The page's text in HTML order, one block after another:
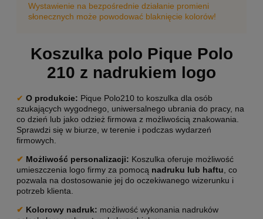
Wystawienie na bezpośrednie działanie promieni
słonecznych może powodować blaknięcie kolorów!
Koszulka polo Pique Polo
210 z nadrukiem logo
✔ O produkcie: Pique Polo210 to koszulka dla osób
szukających wygodnego, uniwersalnego ubrania do pracy, na
co dzień lub jako odzież firmowa z możliwością znakowania.
Sprawdzi się w biurze, w terenie i podczas wydarzeń
firmowych.
✔ Możliwość personalizacji: Koszulka oferuje możliwość
umieszczenia logo firmy za pomocą nadruku lub haftu, co
pozwala na dostosowanie jej do oczekiwanego wizerunku i
potrzeb klienta.
✔ Kolorowy nadruk: możliwość wykonania nadruków